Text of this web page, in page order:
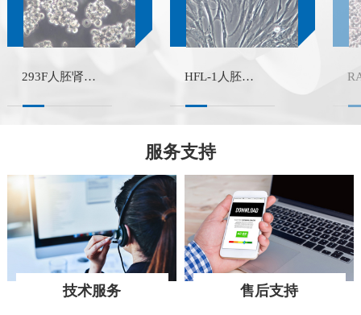
293F人胚肾细胞-F克隆(STR鉴定正确) HFL-1人胚肺成纤维细胞(STR鉴定正确)
服务支持
技术服务 售后支持